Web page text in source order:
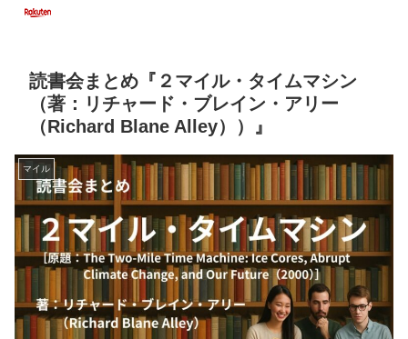
読書会まとめ『２マイル・タイムマシン
（著：リチャード・ブレイン・アリー
（Richard Blane Alley））』
マイル